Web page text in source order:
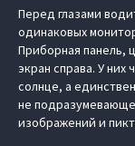
Перед глазами
одинаковых
Приборная панель,
экран справа. У
солнце, а
не
изображений и